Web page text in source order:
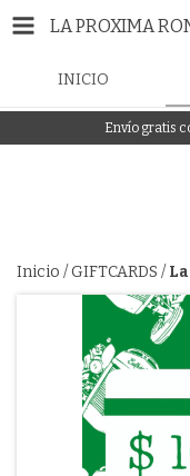
LA PROXIMA
INICIO
Envío gratis
Inicio /GIFTCARDS /